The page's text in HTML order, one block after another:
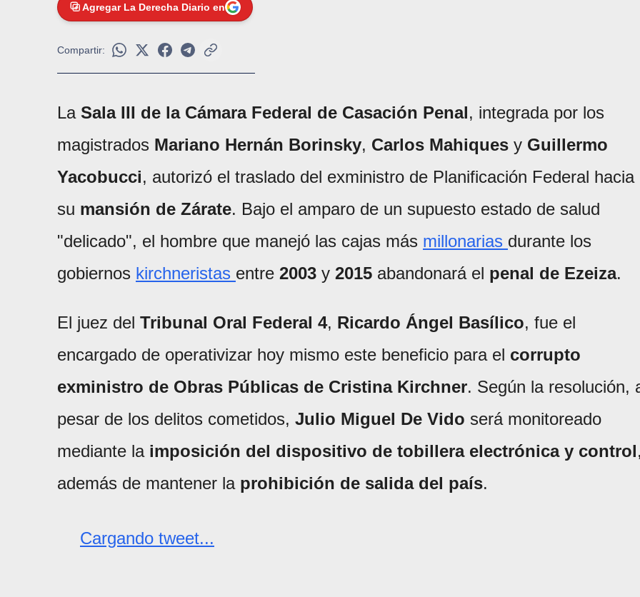
Agregar La Derecha Diario en
Compartir:
La Sala III de la Cámara Federal de Casación Penal, integrada por los
magistrados Mariano Hernán Borinsky, Carlos Mahiques y Guillermo
Yacobucci, autorizó el traslado del exministro de Planificación Federal hacia
su mansión de Zárate. Bajo el amparo de un supuesto estado de salud
"delicado", el hombre que manejó las cajas más millonarias durante los
gobiernos kirchneristas entre 2003 y 2015 abandonará el penal de Ezeiza.
El juez del Tribunal Oral Federal 4, Ricardo Ángel Basílico, fue el
encargado de operativizar hoy mismo este beneficio para el corrupto
exministro de Obras Públicas de Cristina Kirchner. Según la resolución,
pesar de los delitos cometidos, Julio Miguel De Vido será monitoreado
mediante la imposición del dispositivo de tobillera electrónica y control
además de mantener la prohibición de salida del país.
Cargando tweet...